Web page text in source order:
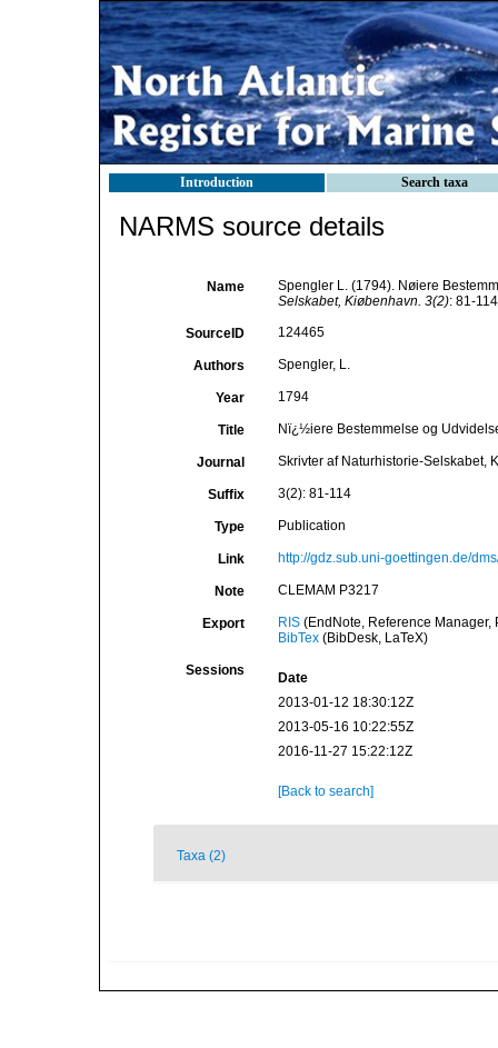
Introduction Search taxa
NARMS source details
Name
Spengler L. (1794). Nøiere
Selskabet, Kiøbenhavn. 3(2): 81-
SourceID 124465
Authors Spengler, L.
Year 1794
Title Nï¿½iere Bestemmelse og
Journal Skrivter af Naturhistorie-Selskabet,
Suffix 3(2): 81-114
Type Publication
Link http://gdz.sub.uni-goettingen.de/
Note CLEMAM P3217
Export RIS(EndNote, Reference Manager,
BibTex(BibDesk, LaTeX)
Sessions
Date
2013-01-12 18:30:12Z
2013-05-16 10:22:55Z
2016-11-27 15:22:12Z
[Back to search]
Taxa (2)